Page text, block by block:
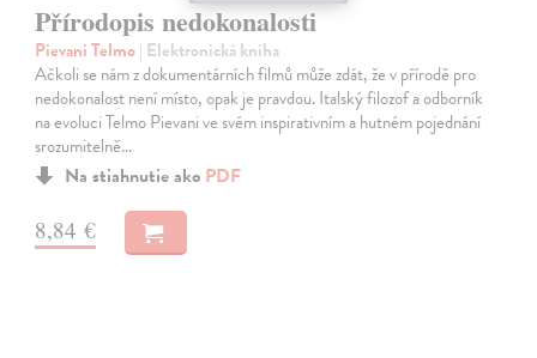
Přírodopis nedokonalosti
Pievani Telmo| Elektronická kniha
Ačkoli se nám z dokumentárních filmů může zdát, že v přírodě pro
nedokonalost není místo, opak je pravdou. Italský filozof a odborník
na evoluci Telmo Pievani ve svém inspirativním a hutném pojednání
srozumitelně…
Na stiahnutie ako PDF
8,84 €